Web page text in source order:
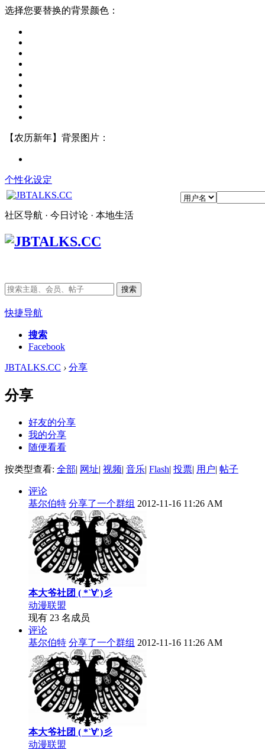
选择您要替换的背景颜色：
【农历新年】背景图片：
个性化设定
社区导航 · 今日讨论 · 本地生活
搜索
快捷导航
搜索
Facebook
JBTALKS.CC › 分享
分享
好友的分享
我的分享
随便看看
按类型查看: 全部| 网址| 视频| 音乐| Flash| 投票| 用户| 帖子
评论
基尔伯特 分享了一个群组 2012-11-16 11:26 AM
本大爷社团 ( *`∀′)彡
动漫联盟
现有 23 名成员
评论
基尔伯特 分享了一个群组 2012-11-16 11:26 AM
本大爷社团 ( *`∀′)彡
动漫联盟